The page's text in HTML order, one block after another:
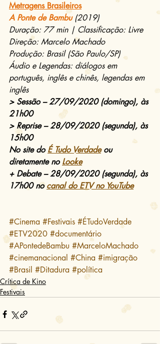
Metragens Brasileiros
A Ponte de Bambu (2019)
Duração: 77 min | Classificação: Livre
Direção: Marcelo Machado
Produção: Brasil (São Paulo/SP)
Áudio e Legendas: diálogos em
português, inglês e chinês, legendas em
inglês
> Sessão – 27/09/2020 (domingo), às
21h00
> Reprise – 28/09/2020 (segunda), às
15h00
No site do É Tudo Verdade ou
diretamente no Looke
+ Debate – 28/09/2020 (segunda), às
17h00 no canal do ETV no YouTube
#Cinema #Festivais #ÉTudoVerdade
#ETV2020 #documentário
#APontedeBambu #MarceloMachado
#cinemanacional #China #imigração
#Brasil #Ditadura #política
Crítica de Kino
Festivais